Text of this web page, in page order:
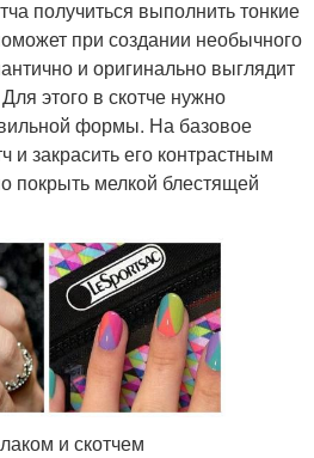
получиться выполнить тонкие
при создании необычного
и оригинально выглядит
этого в скотче нужно
формы. На базовое
и закрасить его контрастным
покрыть мелкой блестящей
и скотчем